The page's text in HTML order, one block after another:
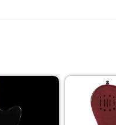
vang, rõ ràng, chi tiết